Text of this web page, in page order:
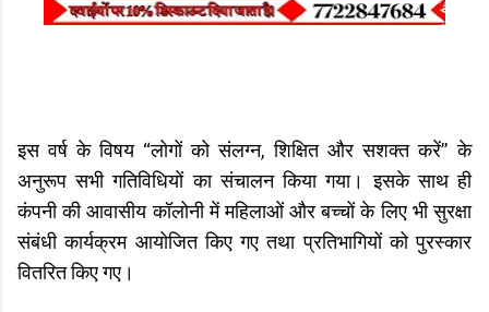
इस वर्ष के विषय “लोगों को संलग्न, शिक्षित और सशक्त करें” के
अनुरूप सभी गतिविधियों का संचालन किया गया। इसके साथ ही
कंपनी की आवासीय कॉलोनी में महिलाओं और बच्चों के लिए भी सुरक्षा
संबंधी कार्यक्रम आयोजित किए गए तथा प्रतिभागियों को पुरस्कार
वितरित किए गए।